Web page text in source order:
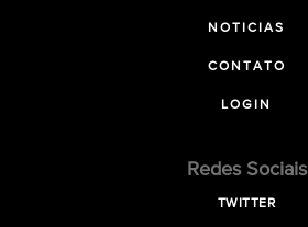
NOTICIAS
CONTATO
LOGIN
Redes Sociais
TWITTER